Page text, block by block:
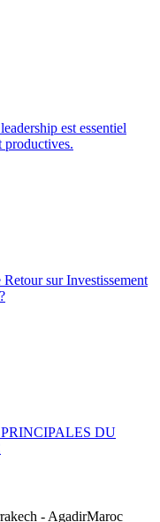
est essentiel
productives.
sur Investissement
DU
- AgadirMaroc